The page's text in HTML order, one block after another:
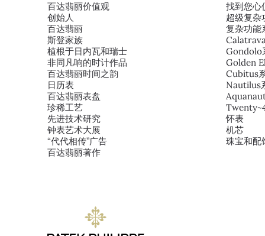
百达翡丽价值观
创始人
百达翡丽
斯登家族
植根于日内瓦和瑞士
非同凡响的时计作品
百达翡丽时间之韵
日历表
百达翡丽表盘
珍稀工艺
先进技术研究
钟表艺术大展
“代代相传”广告
百达翡丽著作
找到您心
超级复杂
复杂功能
Gondolo
Golden
Cubitus
Nautilus
怀表
机芯
珠宝和配